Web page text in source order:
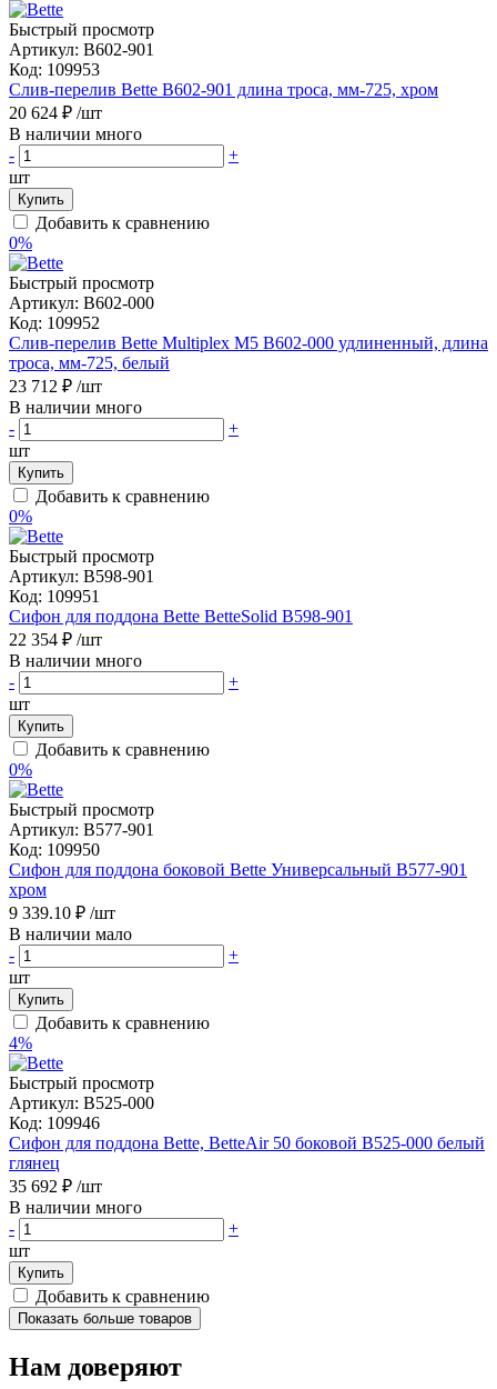
Быстрый просмотр
Артикул: B602-901
Код: 109953
Слив-перелив Bette B602-901 длина троса, мм-725, хром
20 624 ₽ /шт
В наличии много
-
+
шт
Купить
Добавить к сравнению
0%
Быстрый просмотр
Артикул: B602-000
Код: 109952
Слив-перелив Bette Multiplex M5 B602-000 удлиненный, длина
троса, мм-725, белый
23 712 ₽ /шт
В наличии много
-
+
шт
Купить
Добавить к сравнению
0%
Быстрый просмотр
Артикул: B598-901
Код: 109951
Сифон для поддона Bette BetteSolid B598-901
22 354 ₽ /шт
В наличии много
-
+
шт
Купить
Добавить к сравнению
0%
Быстрый просмотр
Артикул: B577-901
Код: 109950
Сифон для поддона боковой Bette Универсальный B577-901
хром
9 339.10 ₽ /шт
В наличии мало
-
+
шт
Купить
Добавить к сравнению
4%
Быстрый просмотр
Артикул: B525-000
Код: 109946
Сифон для поддона Bette, BetteAir 50 боковой B525-000 белый
глянец
35 692 ₽ /шт
В наличии много
-
+
шт
Купить
Добавить к сравнению
Показать больше товаров
Нам доверяют